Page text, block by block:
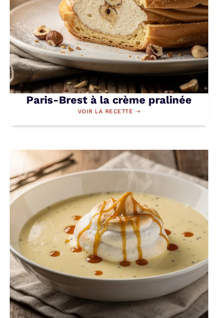
Paris-Brest à la crème pralinée
VOIR LA RECETTE ⇢